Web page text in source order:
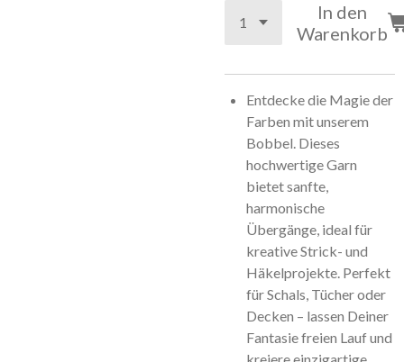
In den
Warenkorb
Entdecke die Magie der
Farben mit unserem
Bobbel. Dieses
hochwertige Garn
bietet sanfte,
harmonische
Übergänge, ideal für
kreative Strick- und
Häkelprojekte. Perfekt
für Schals, Tücher oder
Decken – lassen Deiner
Fantasie freien Lauf und